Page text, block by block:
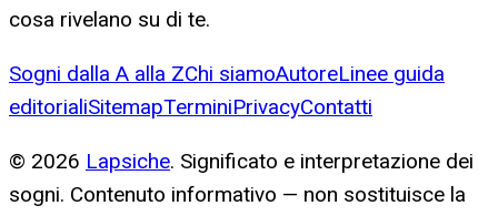
cosa rivelano su di te.
Sogni dalla A alla ZChi siamoAutoreLinee guida
editorialiSitemapTerminiPrivacyContatti
© 2026 Lapsiche. Significato e interpretazione dei
sogni. Contenuto informativo — non sostituisce la